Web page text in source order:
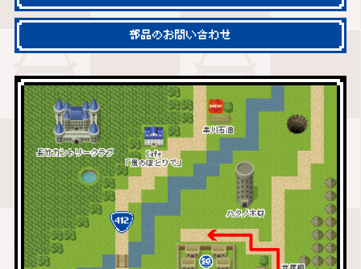
部品のお問い合わせ